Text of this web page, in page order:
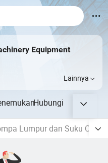
Equipment
Lainnya
Hubungi
Lumpur dan Suku